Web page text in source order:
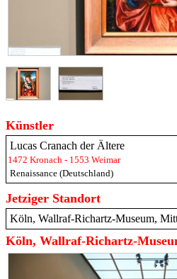
Künstler
Lucas Cranach der Ältere
1472 Kronach - 1553 Weimar
Renaissance (Deutschland)
Jetziger Standort
Köln, Wallraf-Richartz-Museum,
Köln, Wallraf-Richartz-